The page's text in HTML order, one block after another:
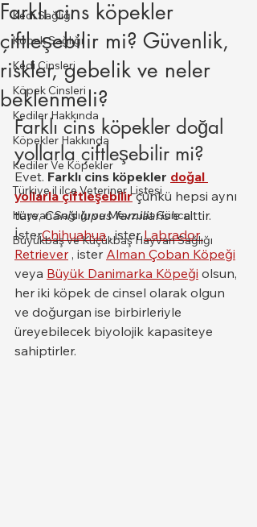
Kedi Sağlığı
Köpek Sağlığı
Kedi Cinsleri
Köpek Cinsleri
Kediler Hakkında
Köpekler Hakkında
Kediler Ve Köpekler
Türkiye il ilce Veteriner Listesi
Hayvan Sağlığı ve Mevzuat Güncel
Büyükbaş ve Küçükbaş Hayvan Sağlığı
Farklı cins köpekler
çiftleşebilir mi? Güvenlik,
riskler, gebelik ve neler
beklenmeli?
Farklı cins köpekler doğal
yollarla çiftleşebilir mi?
Evet. Farklı cins köpekler doğal
yollarla çiftleşebilir çünkü hepsi aynı
türe, Canis lupus familiaris'e aittir.
İsterChihuahua , ister Labrador
Retriever , ister Alman Çoban Köpeği
veya Büyük Danimarka Köpeği olsun,
her iki köpek de cinsel olarak olgun
ve doğurgan ise birbirleriyle
üreyebilecek biyolojik kapasiteye
sahiptirler.